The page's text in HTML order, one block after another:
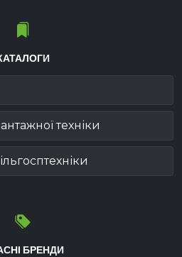
техніки
БРЕНДИ